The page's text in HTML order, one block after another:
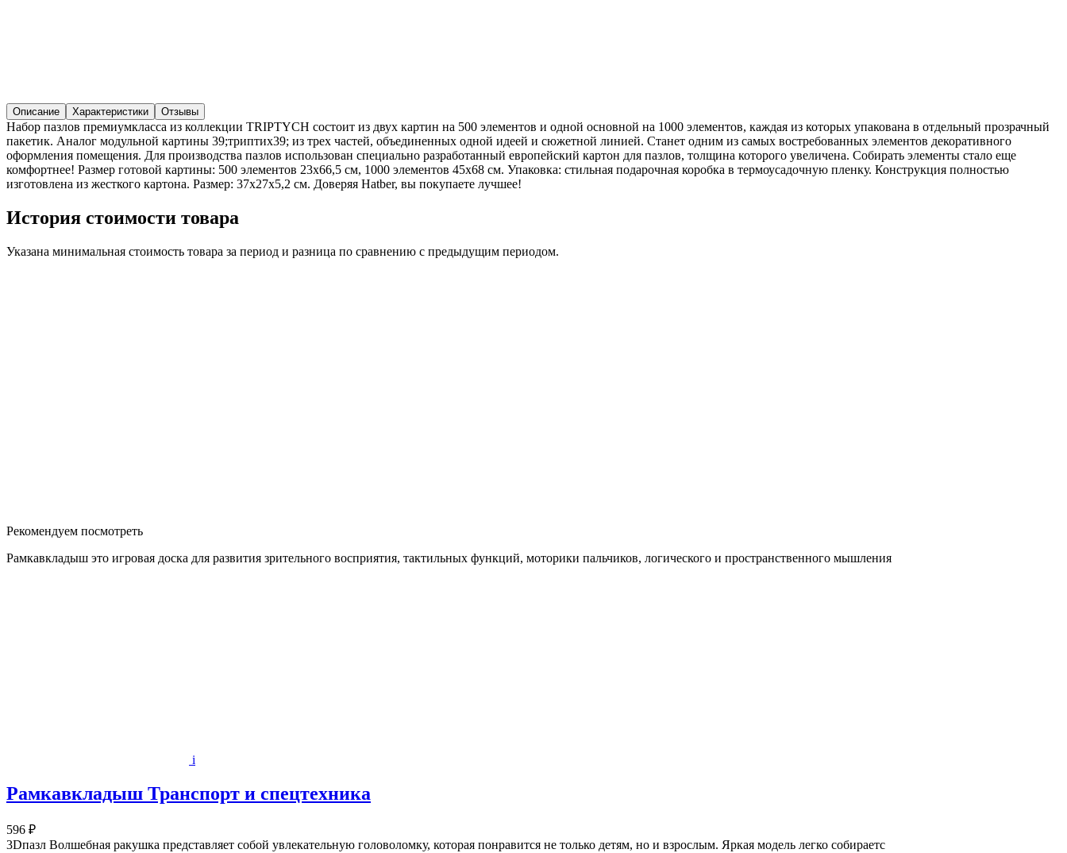
Описание Характеристики Отзывы
Набор пазлов премиумкласса из коллекции TRIPTYCH состоит из двух картин на 500 элементов и одной основной на 1000 элементов, каждая из которых упакована в отдельный прозрачный
пакетик. Аналог модульной картины 39;триптих39; из трех частей, объединенных одной идеей и сюжетной линией. Станет одним из самых востребованных элементов декоративного
оформления помещения. Для производства пазлов использован специально разработанный европейский картон для пазлов, толщина которого увеличена. Собирать элементы стало еще
комфортнее! Размер готовой картины: 500 элементов 23х66,5 см, 1000 элементов 45х68 см. Упаковка: стильная подарочная коробка в термоусадочную пленку. Конструкция полностью
изготовлена из жесткого картона. Размер: 37х27х5,2 см. Доверяя Hatber, вы покупаете лучшее!
История стоимости товара
Указана минимальная стоимость товара за период и разница по сравнению с предыдущим периодом.
Рекомендуем посмотреть
Рамкавкладыш это игровая доска для развития зрительного восприятия, тактильных функций, моторики пальчиков, логического и пространственного мышления
i
Рамкавкладыш Транспорт и спецтехника
596 ₽
3Dпазл Волшебная ракушка представляет собой увлекательную головоломку, которая понравится не только детям, но и взрослым. Яркая модель легко собираетс